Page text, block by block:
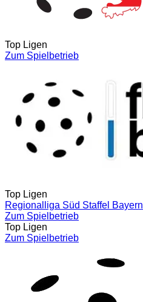
Top Ligen
Zum Spielbetrieb
Top Ligen
Regionalliga Süd Staffel Bayern
Zum Spielbetrieb
Top Ligen
Zum Spielbetrieb